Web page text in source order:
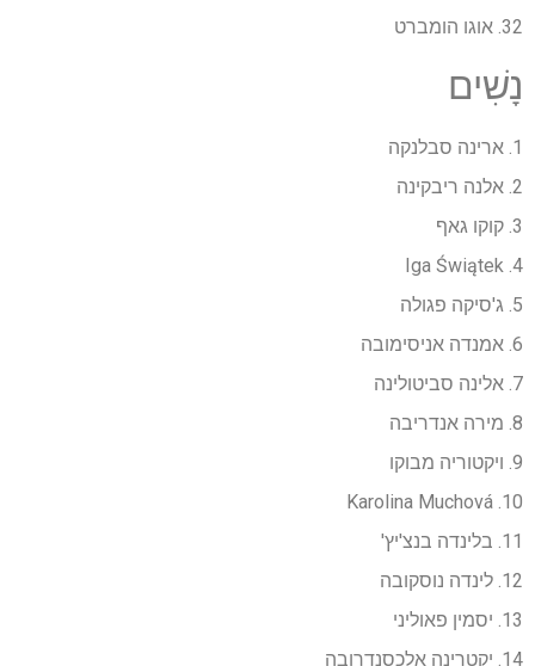
32. אוגו הומברט
נָשִׁים
1. ארינה סבלנקה
2. אלנה ריבקינה
3. קוקו גאף
4. Iga Świątek
5. ג'סיקה פגולה
6. אמנדה אניסימובה
7. אלינה סביטולינה
8. מירה אנדריבה
9. ויקטוריה מבוקו
10. Karolina Muchová
11. בלינדה בנצ'יץ'
12. לינדה נוסקובה
13. יסמין פאוליני
14. יקטרינה אלכסנדרובה